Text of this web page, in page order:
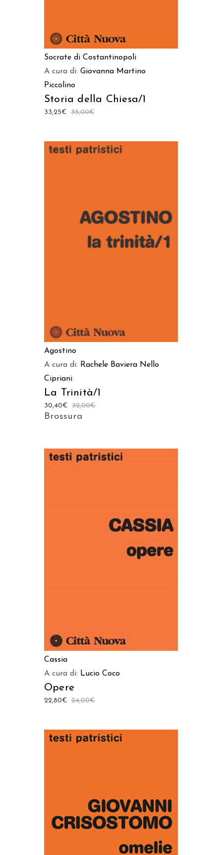
Socrate di Costantinopoli
A cura di: Giovanna Martino
Piccolino
Storia della Chiesa/1
35,00€
33,25€
AGGIUNGI AL CARRELLO
Agostino
A cura di: Rachele Baviera Nello
Cipriani
La Trinità/1
32,00€
30,40€
Brossura
AGGIUNGI AL CARRELLO
Cassia
A cura di: Lucio Coco
Opere
24,00€
22,80€
AGGIUNGI AL CARRELLO